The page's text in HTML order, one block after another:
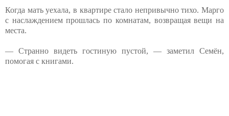
Когда мать уехала, в квартире стало непривычно тихо. Марго
с наслаждением прошлась по комнатам, возвращая вещи на
места.
— Странно видеть гостиную пустой, — заметил Семён,
помогая с книгами.